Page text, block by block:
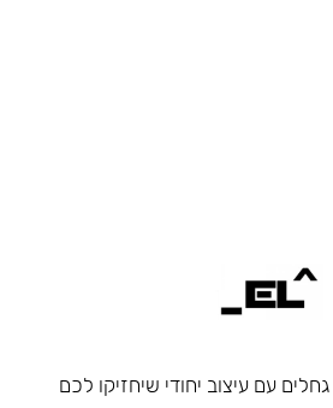
עם עיצוב יחודי שיחזיקו לכם